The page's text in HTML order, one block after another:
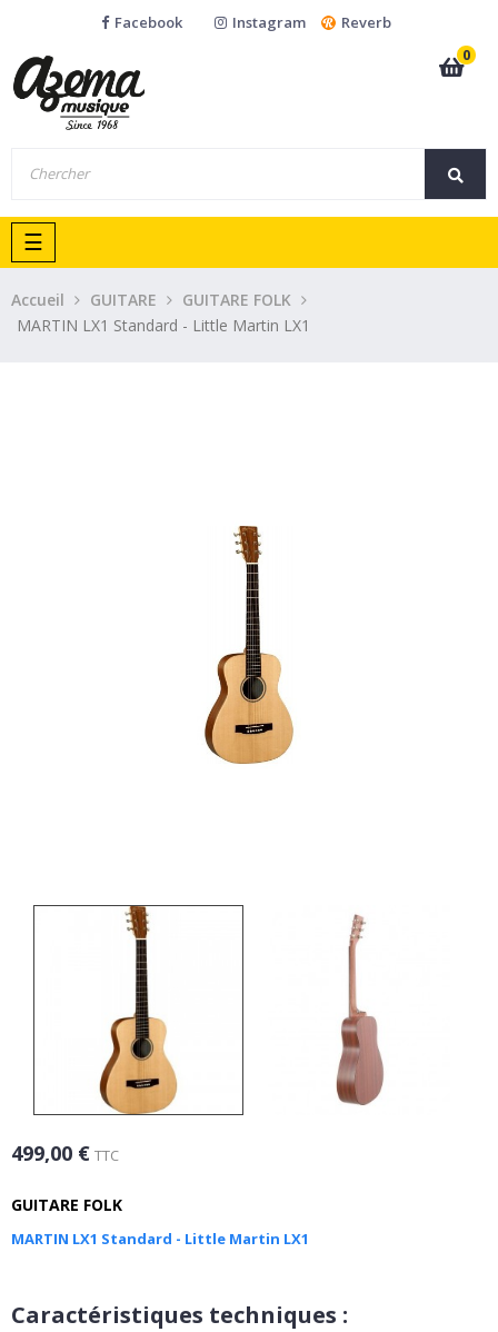
Facebook Instagram
Reverb
0
Basculer
la
navigation
☰
Accueil GUITARE
GUITARE FOLK
MARTIN LX1 Standard - Little Martin LX1
499,00 € TTC
GUITARE FOLK
MARTIN LX1 Standard - Little Martin LX1
Caractéristiques techniques :